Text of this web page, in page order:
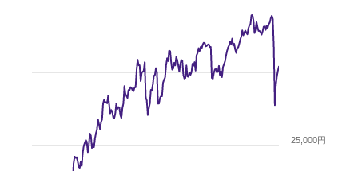
25,000円